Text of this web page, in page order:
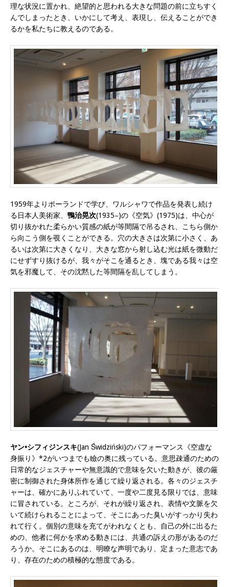
理な状況に置かれ、絶望的と思われる大きな問題の前に立ちすく
んでしまったとき、いかにして考え、表現し、伝えることができ
るかを私たちに教えるのである。
1959年よりポーランドで学び、ワルシャワで作品を発表し続け
る日本人美術家、 鴨治晃次(1935−)の《空気》(1975)は、中心が
切り抜かれた柔らかい質感の紙が等間隔で吊るされ、こちら側か
ら向こう側を覗くことができる。穴の大きさは次第に小さく、あ
るいは次第に大きくなり、大きな窓から射し込む光は紙を微動だ
にせずすり抜けるが、我々がそこを通るとき、塊である我々は空
気を邪魔して、その沈黙した等間隔を乱してしまう。
ヤン•シフィジンスキ(Jan Świdziński)のパフォーマンス《空虚な
身振り》*2がいつまでも瞼の奥に残っている。意思疎通のための
日常的なジェスチャーや無意識的で意味を欠いた動きが、彼の厳
密に制御された身体所作を通じて繰り返される。各々のジェスチ
ャーは、確かにありふれていて、一度や二度見る限りでは、意味
に冒されている。ところが、それが繰り返され、表情や文脈を欠
いて続けられることによって、そこにあった臭いがすっかり失わ
れて行く。個別の意味を充てがわれなくとも、自己の外に出るた
めの、他者に何かを求める動きには、共通の訴えの形があるのだ
ろうか。そこにあるのは、明瞭な声明であり、定まった意志であ
り、存在のための積極的な態度である。